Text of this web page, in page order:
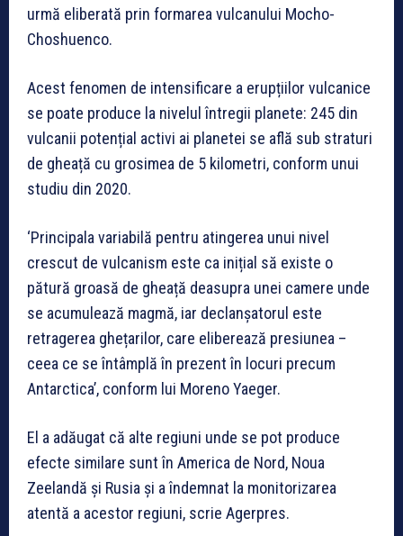
urmă eliberată prin formarea vulcanului Mocho-
Choshuenco.
Acest fenomen de intensificare a erupțiilor vulcanice
se poate produce la nivelul întregii planete: 245 din
vulcanii potențial activi ai planetei se află sub straturi
de gheață cu grosimea de 5 kilometri, conform unui
studiu din 2020.
‘Principala variabilă pentru atingerea unui nivel
crescut de vulcanism este ca inițial să existe o
pătură groasă de gheață deasupra unei camere unde
se acumulează magmă, iar declanșatorul este
retragerea ghețarilor, care eliberează presiunea –
ceea ce se întâmplă în prezent în locuri precum
Antarctica’, conform lui Moreno Yaeger.
El a adăugat că alte regiuni unde se pot produce
efecte similare sunt în America de Nord, Noua
Zeelandă și Rusia și a îndemnat la monitorizarea
atentă a acestor regiuni, scrie Agerpres.